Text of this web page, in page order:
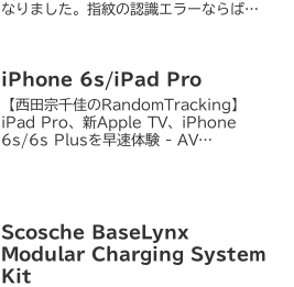
なりました。指紋の認識エラーならばロ
活するでし...
iPhone 6s/iPad Pro
【西田宗千佳のRandomTracking】
iPad Pro、新Apple TV、iPhone
6s/6s Plusを早速体験 - AV
Scosche BaseLynx
Modular Charging System
Kit